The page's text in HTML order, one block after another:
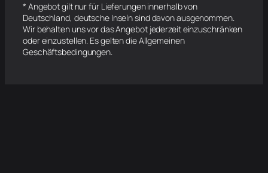
* Angebot gilt nur für Lieferungen innerhalb von
Deutschland, deutsche Inseln sind davon ausgenommen.
Wir behalten uns vor das Angebot jederzeit einzuschränken
oder einzustellen. Es gelten die Allgemeinen
Geschäftsbedingungen.